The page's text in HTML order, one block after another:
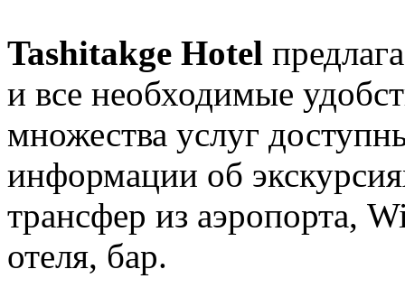
Tashitakge Hotel
и все необходимые
множества услуг
информации об
трансфер из аэропорта,
отеля, бар.